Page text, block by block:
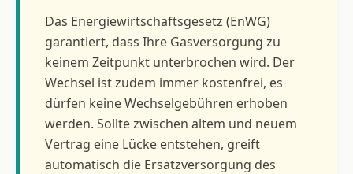
Das Energiewirtschaftsgesetz (EnWG)
garantiert, dass Ihre Gasversorgung zu
keinem Zeitpunkt unterbrochen wird. Der
Wechsel ist zudem immer kostenfrei, es
dürfen keine Wechselgebühren erhoben
werden. Sollte zwischen altem und neuem
Vertrag eine Lücke entstehen, greift
automatisch die Ersatzversorgung des